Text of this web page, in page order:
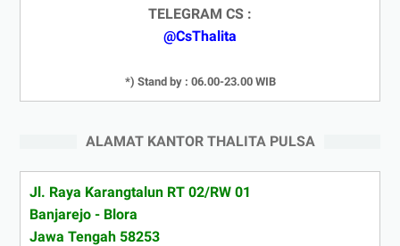
TELEGRAM CS :
@CsThalita
*) Stand by : 06.00-23.00 WIB
ALAMAT KANTOR THALITA PULSA
Jl. Raya Karangtalun RT 02/RW 01
Banjarejo - Blora
Jawa Tengah 58253